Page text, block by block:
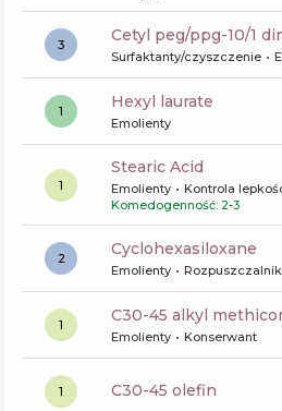
3 cetyl peg/ppg-10/1
Surfaktanty/czyszczenie
1 hexyl laurate
Emolienty
1
Stearic Acid
Emolienty
Kontrola
Komedogenność: 2-3
2 cyclohexasiloxane
Emolienty Rozpuszczalnik
1 c30-45 alkyl
Emolienty Konserwant
1 c30-45 olefin